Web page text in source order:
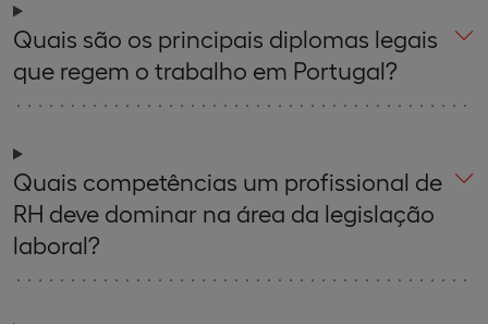
Quais são os principais diplomas legais
que regem o trabalho em Portugal?
Quais competências um profissional de
RH deve dominar na área da legislação
laboral?